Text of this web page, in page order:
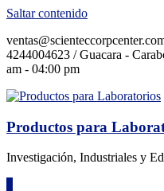
Saltar contenido
4244004623 / Guacara -
am - 04:00 pm
Productos para
Investigación, Industriales y